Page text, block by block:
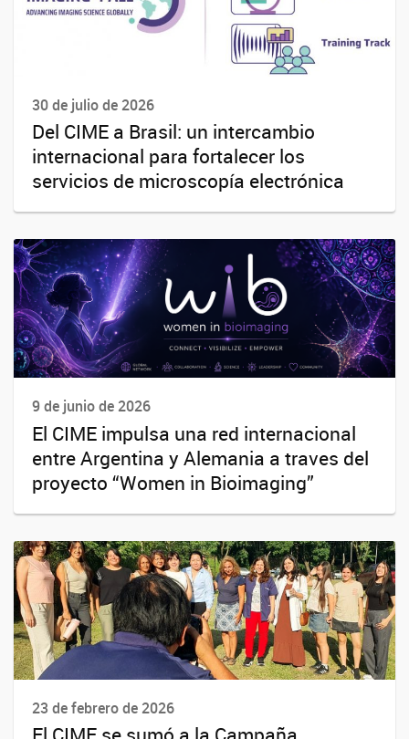
30 de julio de 2026
Del CIME a Brasil: un intercambio
internacional para fortalecer los
servicios de microscopía electrónica
9 de junio de 2026
El CIME impulsa una red internacional
entre Argentina y Alemania a traves del
proyecto “Women in Bioimaging”
23 de febrero de 2026